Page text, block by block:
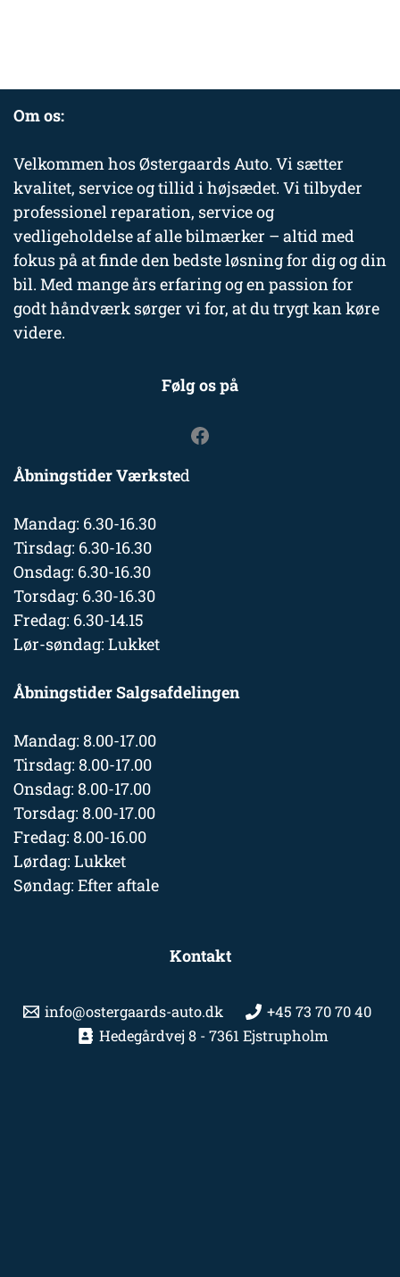
Om os:
Velkommen hos Østergaards Auto. Vi sætter
kvalitet, service og tillid i højsædet. Vi tilbyder
professionel reparation, service og
vedligeholdelse af alle bilmærker – altid med
fokus på at finde den bedste løsning for dig og din
bil. Med mange års erfaring og en passion for
godt håndværk sørger vi for, at du trygt kan køre
videre.
Følg os på
Åbningstider Værksted
Mandag: 6.30-16.30
Tirsdag: 6.30-16.30
Onsdag: 6.30-16.30
Torsdag: 6.30-16.30
Fredag: 6.30-14.15
Lør-søndag: Lukket
Åbningstider Salgsafdelingen
Mandag: 8.00-17.00
Tirsdag: 8.00-17.00
Onsdag: 8.00-17.00
Torsdag: 8.00-17.00
Fredag: 8.00-16.00
Lørdag: Lukket
Søndag: Efter aftale
Kontakt
info@ostergaards-auto.dk
+45 73 70 70 40
Hedegårdvej 8 - 7361 Ejstrupholm